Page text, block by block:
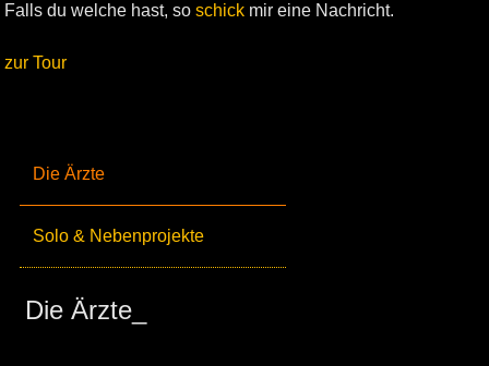
Die Ärzte
Solo & Nebenprojekte
Die Ärzte_
Falls du welche hast, so schick mir eine Nachricht.
zur Tour